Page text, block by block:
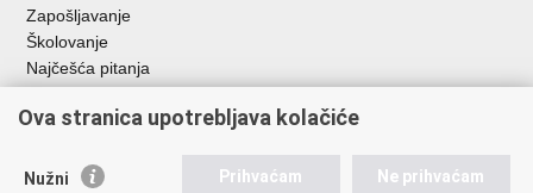
Zapošljavanje
Školovanje
Najčešća pitanja
Važne poveznice
EMN Nacionalna kontaktna točka za Republiku Hrvatsku
Ova stranica upotrebljava kolačiće
Nužni Prihvaćam Ne prihvaćam